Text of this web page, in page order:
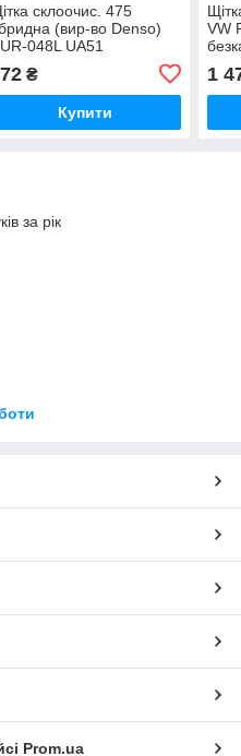
склоочис. 475
(вир-во Denso)
048L UA51
₴
Купити
VW
1
за рік
Prom.ua